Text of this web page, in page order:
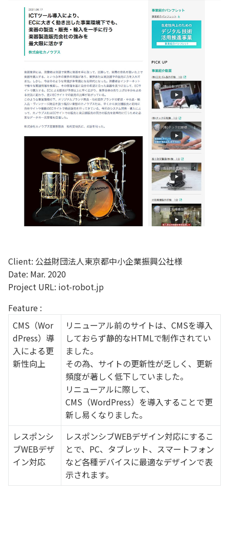
Client: 公益財団法人東京都中小企業振興公社様
Date: Mar. 2020
Project URL: iot-robot.jp
Feature :
CMS（Wor
dPress）導
入による更
新性向上
リニューアル前のサイトは、CMSを導入
しておらず静的なHTMLで制作されてい
ました。
その為、サイトの更新性が乏しく、更新
頻度が著しく低下していました。
リニューアルに際して、
CMS（WordPress）を導入することで更
新し易くなりました。
レスポンシ
ブWEBデザ
イン対応
レスポンシブWEBデザイン対応にするこ
とで、PC、タブレット、スマートフォン
など各種デバイスに最適なデザインで表
示されます。